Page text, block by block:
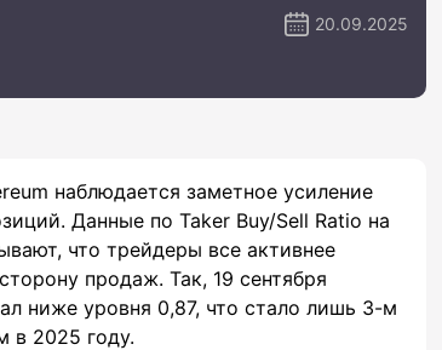
20.09.2025
наблюдается заметное усиление
Данные по Taker Buy/Sell Ratio на
что трейдеры все активнее
продаж. Так, 19 сентября
ниже уровня 0,87, что стало лишь 3-м
в 2025 году.